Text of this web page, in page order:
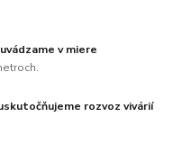
v miere
rozvoz vivárií